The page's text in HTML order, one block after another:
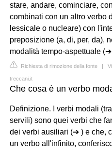
stare, andare, cominciare,
combinati con un altro verbo
lessicale o nucleare) con
preposizione (a, di, per, da),
modalità tempo-aspettuale
Richiesta di rimozione della fonte |
treccani.it
Che cosa è un verbo
Definizione. I verbi modali
servili) sono quei verbi che
dei verbi ausiliari (➔ ) e che,
un verbo all'infinito,